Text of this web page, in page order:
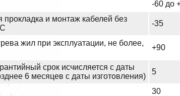
-60 до
прокладка и монтаж кабелей без
-35
жил при эксплуатации, не более,
+90
срок исчисляется с даты
6 месяцев с даты изготовления)
5
30